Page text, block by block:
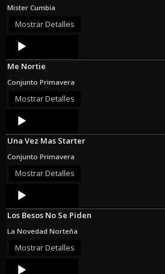
Mister Cumbia
Mostrar Detalles
Audio
Player
Me Nortie
Conjunto Primavera
Mostrar Detalles
Audio
Player
Una Vez Mas Starter
Conjunto Primavera
Mostrar Detalles
Audio
Player
Los Besos No Se Piden
La Novedad Norteña
Mostrar Detalles
Audio